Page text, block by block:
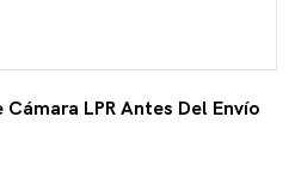
LPR Antes Del Envío